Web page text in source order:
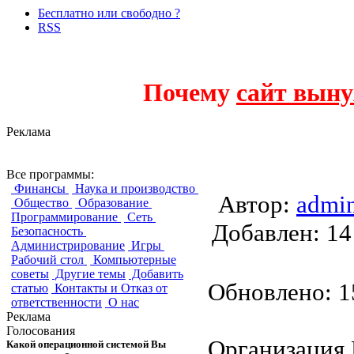
Бесплатно или свободно ?
RSS
Почему сайт
Реклама
Все программы:
Финансы
Наука и производство
Общество
Образование
Программирование
Сеть
Безопасность
Администрирование Игры
Рабочий стол
Компьютерные
советы Другие темы Добавить
статью Контакты и Отказ от
ответственности О нас
Реклама
Голосования
Какой операционной системой Вы
Автор:
Обновлено: